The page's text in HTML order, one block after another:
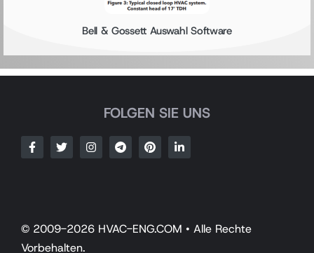
Bell & Gossett Auswahl Software
FOLGEN SIE UNS
© 2009-2026 HVAC-ENG.COM • Alle Rechte
Vorbehalten.